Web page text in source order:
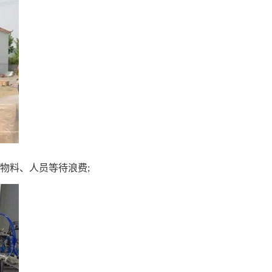
料、人员等待浪费;